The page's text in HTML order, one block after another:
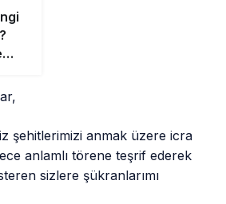
şehitlerimizi anmak üzere icra
sizlere şükranlarımı
29 Ekim 1923’te ilan edilen
ivme kazanmış,
diğer ülkelerden çok önce fark